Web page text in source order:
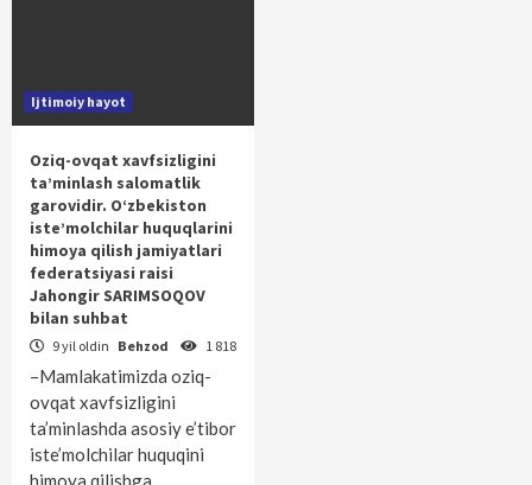
Ijtimoiy hayot
Oziq-ovqat xavfsizligini
ta’minlash salomatlik
garovidir. O‘zbekiston
iste’molchilar huquqlarini
himoya qilish jamiyatlari
federatsiyasi raisi
Jahongir SARIMSOQOV
bilan suhbat
9 yil oldin Behzod 1 818
–Mamlakatimizda oziq-
ovqat xavfsizligini
ta’minlashda asosiy e’tibor
iste’molchilar huquqini
himoya qilishga